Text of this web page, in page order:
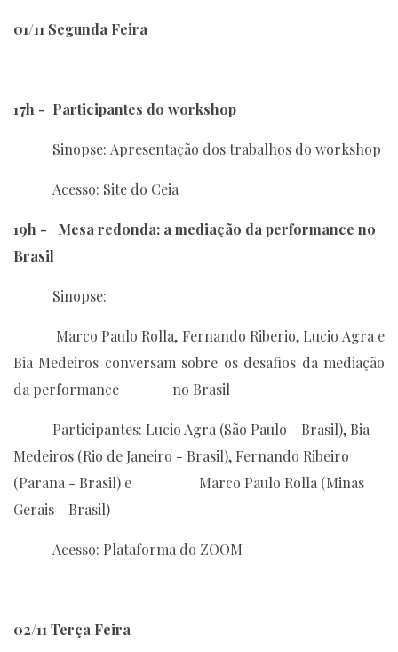
01/11 Segunda Feira
17h - Participantes do workshop
Sinopse: Apresentação dos trabalhos do workshop
Acesso: Site do Ceia
19h - Mesa redonda: a mediação da performance no
Brasil
Sinopse:
Marco Paulo Rolla, Fernando Riberio, Lucio Agra e
Bia Medeiros conversam sobre os desafios da mediação
da performance no Brasil
Participantes: Lucio Agra (São Paulo - Brasil), Bia
Medeiros (Rio de Janeiro - Brasil), Fernando Ribeiro
(Parana - Brasil) e Marco Paulo Rolla (Minas
Gerais - Brasil)
Acesso: Plataforma do ZOOM
02/11 Terça Feira